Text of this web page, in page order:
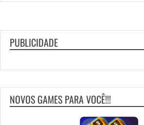
PUBLICIDADE
NOVOS GAMES PARA VOCÊ!!!